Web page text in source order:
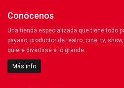
Conócenos
Una tienda especializada que tiene todo
payaso, productor de teatro, cine, tv,
quiere divertirse a lo grande.
Más info